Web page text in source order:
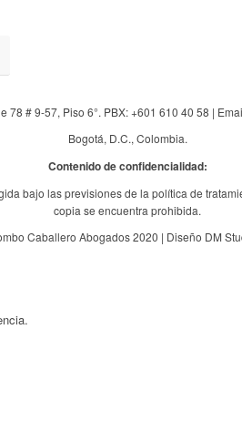
78 # 9-57, Piso 6°. PBX: +601 610 40 58 |
Bogotá, D.C., Colombia.
Contenido de confidencialidad:
bajo las previsiones de la política de
copia se encuentra prohibida.
Caballero Abogados 2020 | Diseño DM